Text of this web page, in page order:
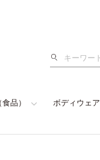
検
品） ボディウェア